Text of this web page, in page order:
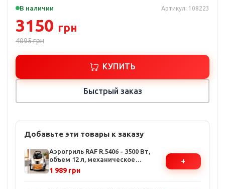
В наличии Артикул: 108223
3150 грн
4095грн
КУПИТЬ
Быстрый заказ
Добавьте эти товары к заказу
Аэрогриль RAF R.5406 - 3500 Вт,
объем 12 л, механическое
управление, таймер до 60 мин
1 989 грн
+